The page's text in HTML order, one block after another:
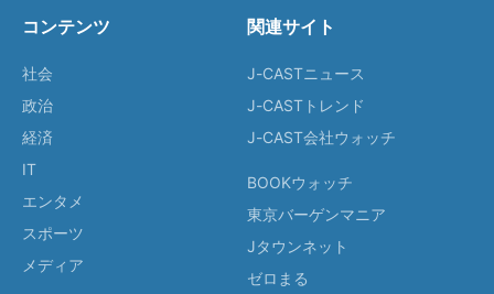
コンテンツ
社会
政治
経済
IT
エンタメ
スポーツ
メディア
関連サイト
J-CASTニュース
J-CASTトレンド
J-CAST会社ウォッチ
BOOKウォッチ
東京バーゲンマニア
Jタウンネット
ゼロまる